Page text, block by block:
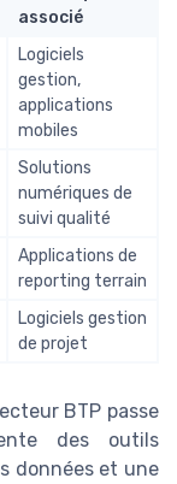
associé
Logiciels
gestion,
applications
mobiles
Solutions
numériques de
suivi qualité
Applications de
reporting terrain
Logiciels gestion
de projet
BTP passe
des outils
données et une